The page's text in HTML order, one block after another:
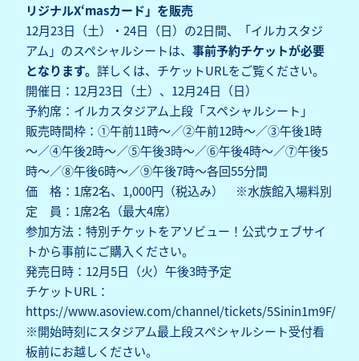
リジナルX‘masカード」を販売
12月23日（土）・24日（日）の2日間、「イルカスタジ
アム」のスペシャルシートは、 事前予約チケットが必要
となります。 詳しくは、チケットURLをご覧ください。
開催日：12月23日（土）、12月24日（日）
予約席：イルカスタジアム上段「スペシャルシート」
販売時間枠：①午前11時～／②午前12時～／③午後1時
～／④午後2時～／⑤午後3時～／⑥午後4時～／⑦午後5
時～／⑧午後6時～／⑨午後7時～各回55分間
価 格：1席2名、1,000円（税込み） ※水族館入場料別
定 員：1席2名（最大4席）
参加方法：特別チケットをアソビュー！公式ウェブサイ
トから事前にご購入ください。
発売日時：12月5日（火）午後3時予定
チケットURL：
https://www.asoview.com/channel/tickets/5Sinin1m9F/
※開始時刻にスタジアム最上段スペシャルシート受付看
板前にお越しください。